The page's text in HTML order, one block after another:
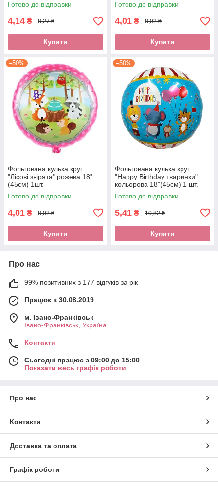
Готово до відправки
4,14 ₴ 8,27 ₴
Купити
Готово до відправки
4,01 ₴ 8,02 ₴
Купити
–50%
Фольгована кулька круг
"Лісові звірята" рожева 18"
(45см) 1шт.
Готово до відправки
4,01 ₴ 8,02 ₴
Купити
–50%
Фольгована кулька круг
"Happy Birthday тваринки"
кольорова 18"(45см) 1 шт.
Готово до відправки
5,41 ₴ 10,82 ₴
Купити
Про нас
99% позитивних з 177 відгуків за рік
Працює з 30.08.2019
м. Івано-Франківськ
Івано-Франківськ, Україна
Контакти
Сьогодні працює з 09:00 до 15:00
Показати весь графік роботи
Про нас
Контакти
Доставка та оплата
Графік роботи